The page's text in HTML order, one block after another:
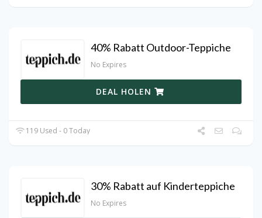
40% Rabatt Outdoor-Teppiche
No Expires
DEAL HOLEN
119 Used - 0 Today
30% Rabatt auf Kinderteppiche
No Expires